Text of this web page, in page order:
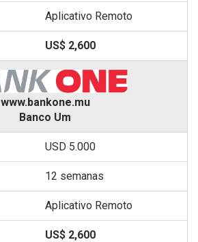
Aplicativo Remoto
US$ 2,600
www.bankone.mu
Banco Um
USD 5.000
12 semanas
Aplicativo Remoto
US$ 2,600